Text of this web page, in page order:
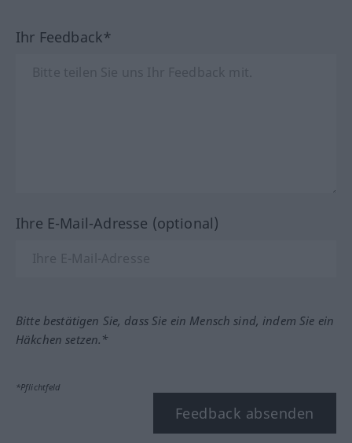
Ihr Feedback*
Ihre E-Mail-Adresse (optional)
Bitte bestätigen Sie, dass Sie ein Mensch sind, indem Sie ein
Häkchen setzen.*
*Pflichtfeld
Feedback absenden